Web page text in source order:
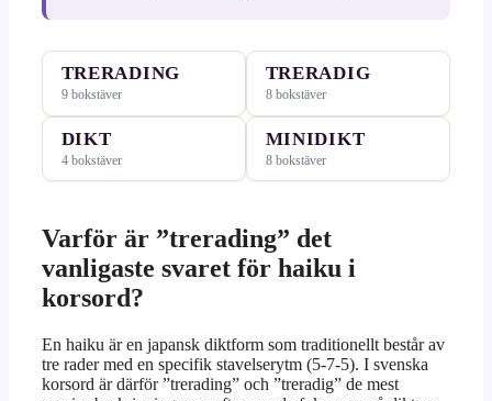
TRERADING
9 bokstäver
TRERADIG
8 bokstäver
DIKT
4 bokstäver
MINIDIKT
8 bokstäver
Varför är ”trerading” det
vanligaste svaret för haiku i
korsord?
En haiku är en japansk diktform som traditionellt består av
tre rader med en specifik stavelserytm (5-7-5). I svenska
korsord är därför ”trerading” och ”treradig” de mest